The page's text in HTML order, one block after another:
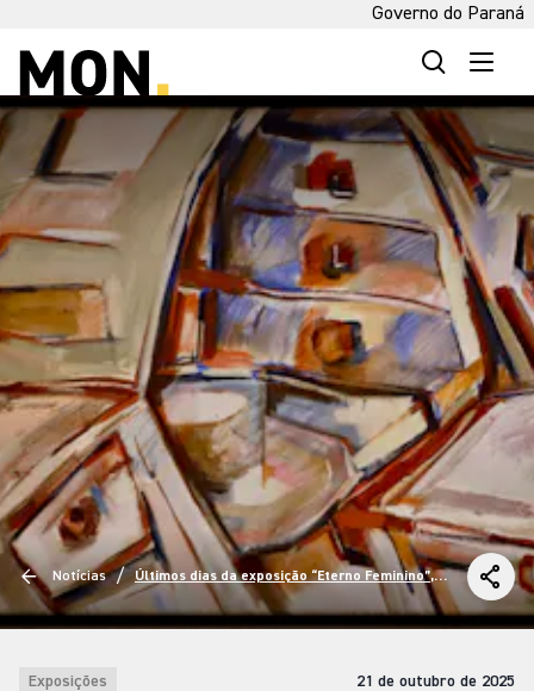
Governo do Paraná
Notícias /
Últimos dias da exposição “Eterno Feminino”,
da artista Teca Sandrini
Exposições 21 de outubro de 2025